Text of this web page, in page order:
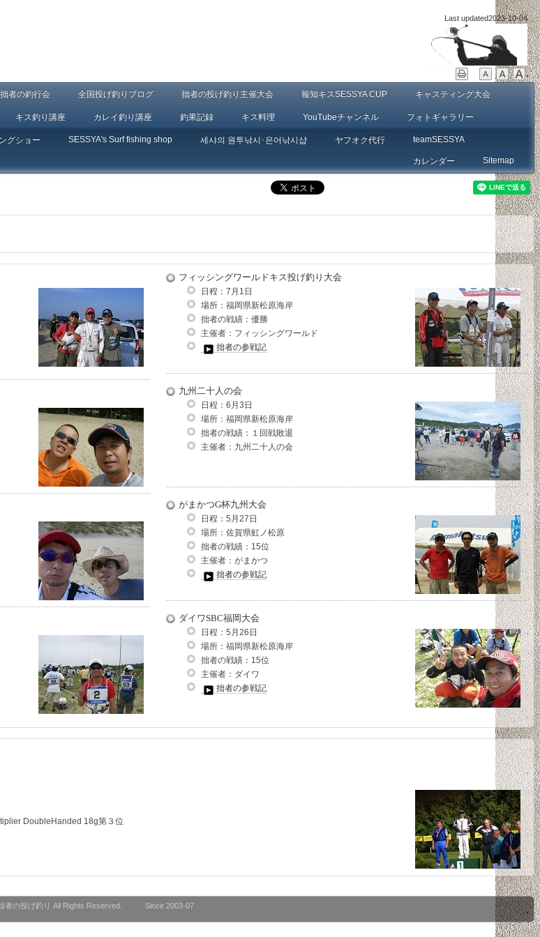
Last updated2023-10-04
拙者の釣行会 全国投げ釣りブログ 拙者の投げ釣り主催大会 報知キスSESSYA CUP キャスティング大会
キス釣り講座 カレイ釣り講座 釣果記録 キス料理 YouTubeチャンネル フォトギャラリー
グショー SESSYA's Surf fishing shop 세샤의 원투낚시･은어낚시샵 ヤフオク代行 teamSESSYA
カレンダー Sitemap
フィッシングワールドキス投げ釣り大会
日程：7月1日
場所：福岡県新松原海岸
拙者の戦績：優勝
主催者：フィッシングワールド
拙者の参戦記
九州二十人の会
日程：6月3日
場所：福岡県新松原海岸
拙者の戦績：１回戦敗退
主催者：九州二十人の会
がまかつG杯九州大会
日程：5月27日
場所：佐賀県虹ノ松原
拙者の戦績：15位
主催者：がまかつ
拙者の参戦記
ダイワSBC福岡大会
日程：5月26日
場所：福岡県新松原海岸
拙者の戦績：15位
主催者：ダイワ
拙者の参戦記
DoubleHanded 18g第３位
者の投げ釣り All Rights Reserved. Since 2003-07